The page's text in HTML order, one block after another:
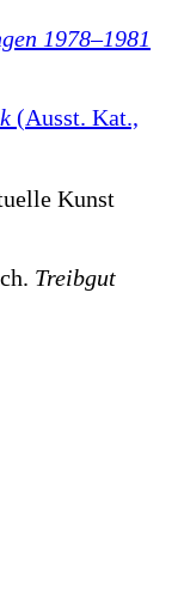
1978–1981
(Ausst. Kat.,
Kunst
Treibgut